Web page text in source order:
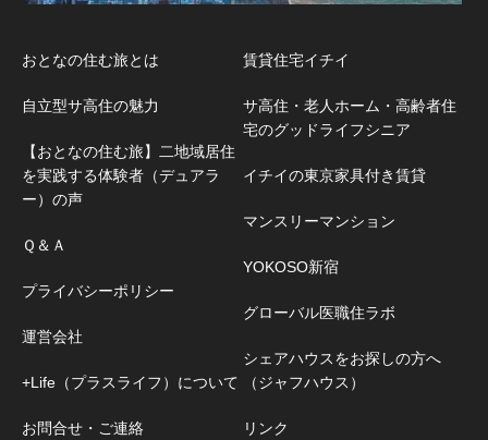
おとなの住む旅とは
自立型サ高住の魅力
【おとなの住む旅】二地域居住
を実践する体験者（デュアラ
ー）の声
Ｑ＆Ａ
プライバシーポリシー
運営会社
+Life（プラスライフ）について
お問合せ・ご連絡
賃貸住宅イチイ
サ高住・老人ホーム・高齢者住
宅のグッドライフシニア
イチイの東京家具付き賃貸
マンスリーマンション
YOKOSO新宿
グローバル医職住ラボ
シェアハウスをお探しの方へ
（ジャフハウス）
リンク